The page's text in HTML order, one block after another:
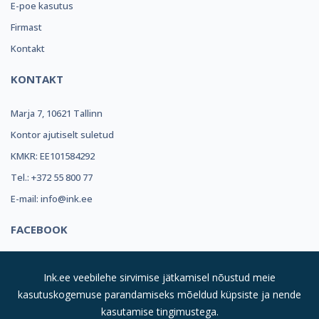
E-poe kasutus
Firmast
Kontakt
KONTAKT
Marja 7, 10621 Tallinn
Kontor ajutiselt suletud
KMKR: EE101584292
Tel.: +372 55 800 77
E-mail: info@ink.ee
FACEBOOK
Ink.ee veebilehe sirvimise jätkamisel nõustud meie
kasutuskogemuse parandamiseks mõeldud küpsiste ja nende
kasutamise tingimustega.